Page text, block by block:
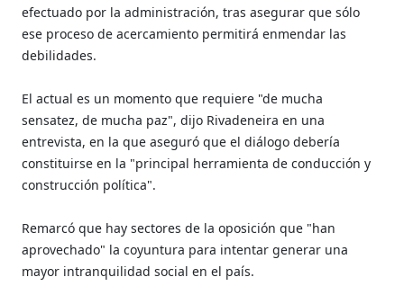
efectuado por la administración, tras asegurar que sólo
ese proceso de acercamiento permitirá enmendar las
debilidades.
El actual es un momento que requiere "de mucha
sensatez, de mucha paz", dijo Rivadeneira en una
entrevista, en la que aseguró que el diálogo debería
constituirse en la "principal herramienta de conducción y
construcción política".
Remarcó que hay sectores de la oposición que "han
aprovechado" la coyuntura para intentar generar una
mayor intranquilidad social en el país.